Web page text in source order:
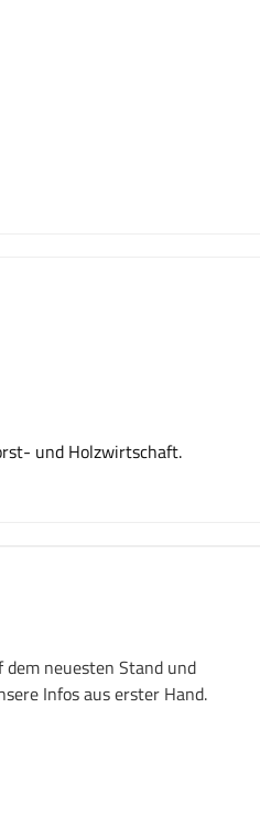
und Holzwirtschaft.
dem neuesten Stand und
Infos aus erster Hand.